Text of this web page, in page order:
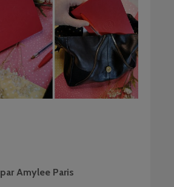
Amylee Paris